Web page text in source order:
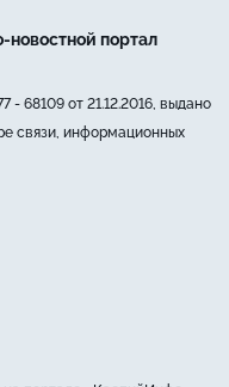
портал
68109 от 21.12.2016, выдано
связи, информационных